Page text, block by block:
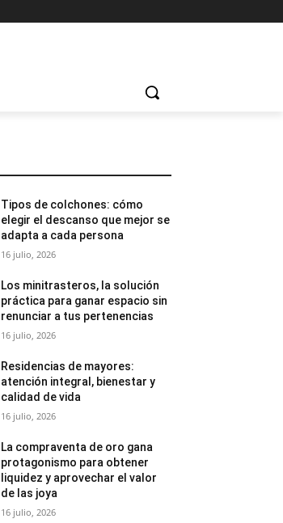
Tipos de colchones: cómo
elegir el descanso que mejor se
adapta a cada persona
16 julio, 2026
Los minitrasteros, la solución
práctica para ganar espacio sin
renunciar a tus pertenencias
16 julio, 2026
Residencias de mayores:
atención integral, bienestar y
calidad de vida
16 julio, 2026
La compraventa de oro gana
protagonismo para obtener
liquidez y aprovechar el valor
de las joya
16 julio, 2026